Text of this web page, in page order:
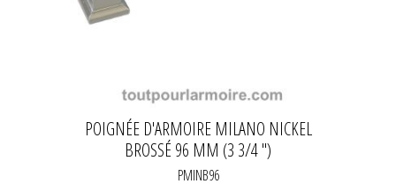
POIGNÉE D'ARMOIRE MILANO NICKEL
BROSSÉ 96 MM (3 3/4 ")
PMINB96